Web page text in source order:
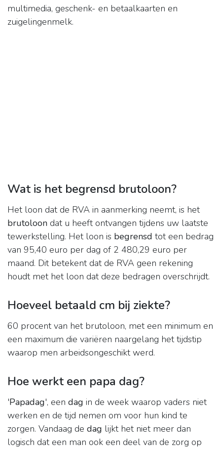
multimedia, geschenk- en betaalkaarten en
zuigelingenmelk.
Wat is het begrensd brutoloon?
Het loon dat de RVA in aanmerking neemt, is het
brutoloon dat u heeft ontvangen tijdens uw laatste
tewerkstelling. Het loon is begrensd tot een bedrag
van 95,40 euro per dag of 2 480,29 euro per
maand. Dit betekent dat de RVA geen rekening
houdt met het loon dat deze bedragen overschrijdt.
Hoeveel betaald cm bij ziekte?
60 procent van het brutoloon, met een minimum en
een maximum die variëren naargelang het tijdstip
waarop men arbeidsongeschikt werd.
Hoe werkt een papa dag?
'Papadag', een dag in de week waarop vaders niet
werken en de tijd nemen om voor hun kind te
zorgen. Vandaag de dag lijkt het niet meer dan
logisch dat een man ook een deel van de zorg op